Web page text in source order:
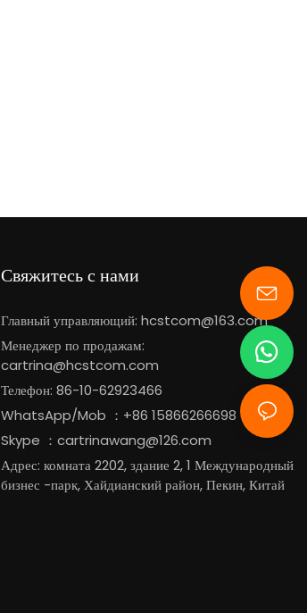
Свяжитесь с нами
Главный управляющий: hcstcom@163.com
Менеджер по продажам:
cartrina@hcstcom.com
Телефон: 86-10-62923466
WhatsApp/Mob ：+86 15866266698
Skype ：cartrinawang@126.com
Адрес: комната 2202, здание 2, 1 Международный
бизнес -парк, Хайдианский район, Пекин, Китай